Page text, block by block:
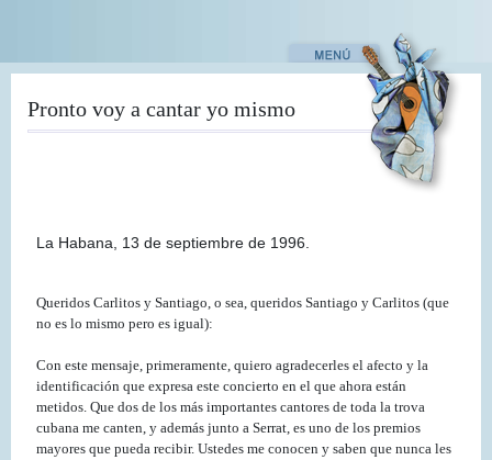
contenido
Pronto voy a cantar yo mismo
La Habana, 13 de septiembre de 1996.
Queridos Carlitos y Santiago, o sea, queridos Santiago y Carlitos (que
no es lo mismo pero es igual):
Con este mensaje, primeramente, quiero agradecerles el afecto y la
identificación que expresa este concierto en el que ahora están
metidos. Que dos de los más importantes cantores de toda la trova
cubana me canten, y además junto a Serrat, es uno de los premios
mayores que pueda recibir. Ustedes me conocen y saben que nunca les